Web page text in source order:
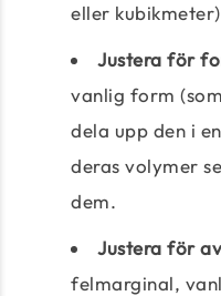
eller
Justera för
vanlig form
dela upp den i
deras volymer
dem.
Justera för
felmarginal,